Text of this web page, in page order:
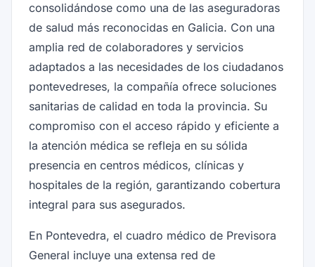
consolidándose como una de las aseguradoras
de salud más reconocidas en Galicia. Con una
amplia red de colaboradores y servicios
adaptados a las necesidades de los ciudadanos
pontevedreses, la compañía ofrece soluciones
sanitarias de calidad en toda la provincia. Su
compromiso con el acceso rápido y eficiente a
la atención médica se refleja en su sólida
presencia en centros médicos, clínicas y
hospitales de la región, garantizando cobertura
integral para sus asegurados.
En Pontevedra, el cuadro médico de Previsora
General incluye una extensa red de